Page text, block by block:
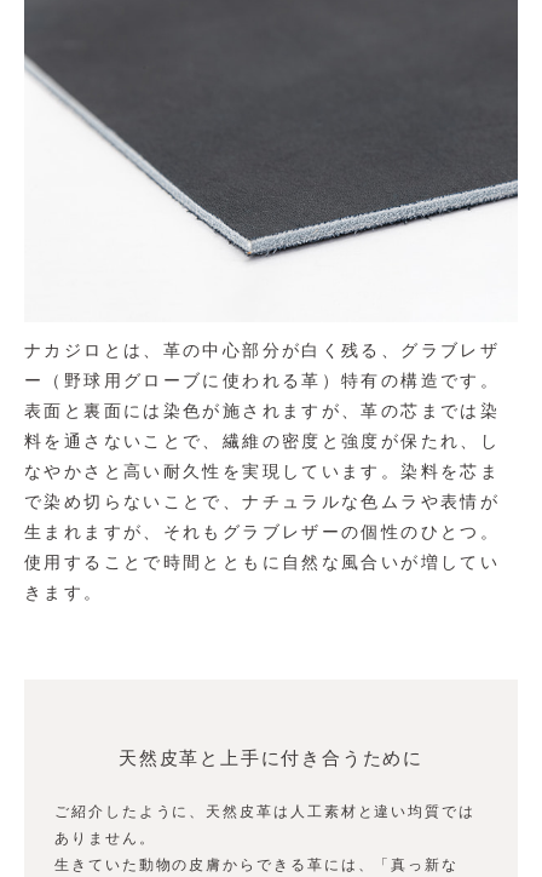
ナカジロとは、革の中心部分が白く残る、グラブレザ
ー（野球用グローブに使われる革）特有の構造です。
表面と裏面には染色が施されますが、革の芯までは染
料を通さないことで、繊維の密度と強度が保たれ、し
なやかさと高い耐久性を実現しています。染料を芯ま
で染め切らないことで、ナチュラルな色ムラや表情が
生まれますが、それもグラブレザーの個性のひとつ。
使用することで時間とともに自然な風合いが増してい
きます。
天然皮革と上手に付き合うために
ご紹介したように、天然皮革は人工素材と違い均質では
ありません。
生きていた動物の皮膚からできる革には、「真っ新な